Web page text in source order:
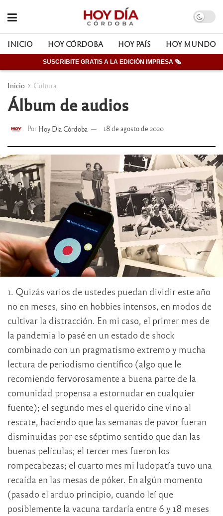
INICIO HOY CÓRDOBA HOY PAÍS HOY MUNDO
SUSCRIBITE GRATIS A LA EDICIÓN IMPRESA 🗞
Inicio Cultura
Álbum de audios
Por Hoy Dia Córdoba 18 de agosto de 2020
1. Quizás varios de ustedes puedan dividir este año
no en meses, sino en hobbies intensos, en modos de
cultivar la distracción. En mi caso, el primer mes de
la pandemia lo pasé en un estado de shock
combinado con un pragmatismo extremo y mucha
lectura de periodismo científico (algo que le
recomiendo fervorosamente a buena parte de la
comunidad propensa a estornudar en cualquier
fuente); el segundo mes el querido cine vino al
rescate, haciendo que las semanas de pavor fueran
disminuidas por ese séptimo sentido que dan las
buenas películas; el tercer mes fueron los
rompecabezas; el cuarto mes mi ludopatía tuvo una
recaída en las mesas de póker. En algún momento
(pasado el arduo principio, cuando leí que
posiblemente la vacuna tardaría entre 6 y 18 meses